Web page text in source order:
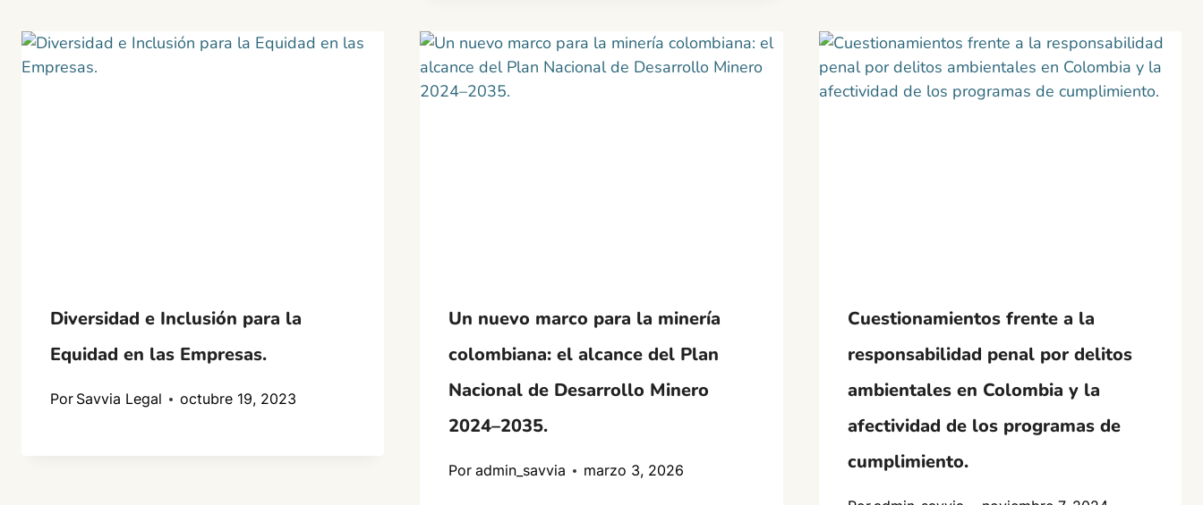
Diversidad e Inclusión para la
Equidad en las Empresas.
Por Savvia Legal octubre 19, 2023
Un nuevo marco para la minería
colombiana: el alcance del Plan
Nacional de Desarrollo Minero
2024–2035.
Por admin_savvia marzo 3, 2026
Cuestionamientos frente a la
responsabilidad penal por delitos
ambientales en Colombia y la
afectividad de los programas de
cumplimiento.